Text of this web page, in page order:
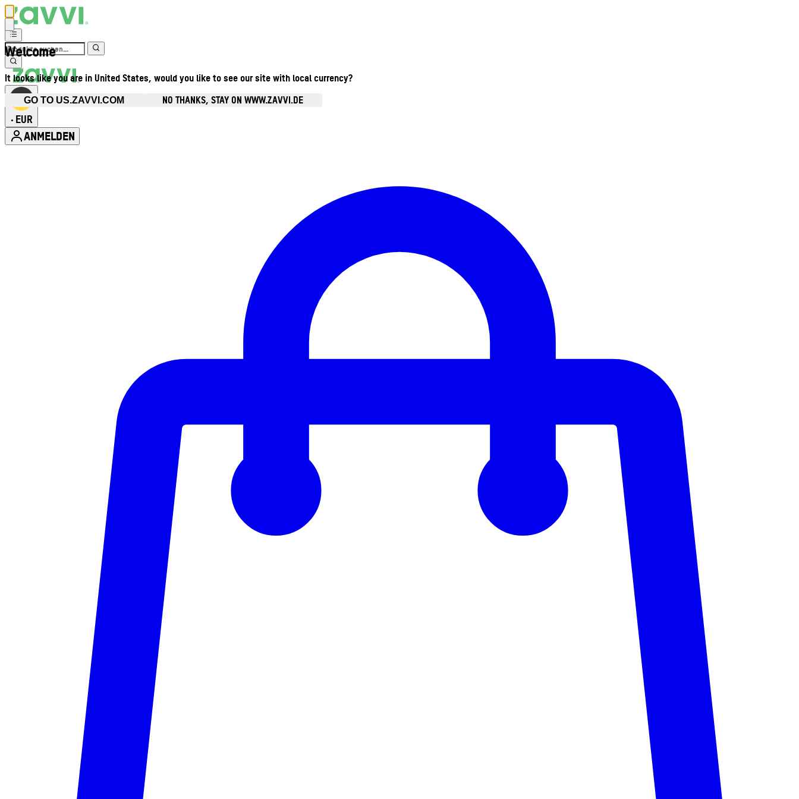
Welcome
It looks like you are in United States, would you like to see our site with local currency?
GO TO US.ZAVVI.COM NO THANKS, STAY ON WWW.ZAVVI.DE
• EUR
ANMELDEN